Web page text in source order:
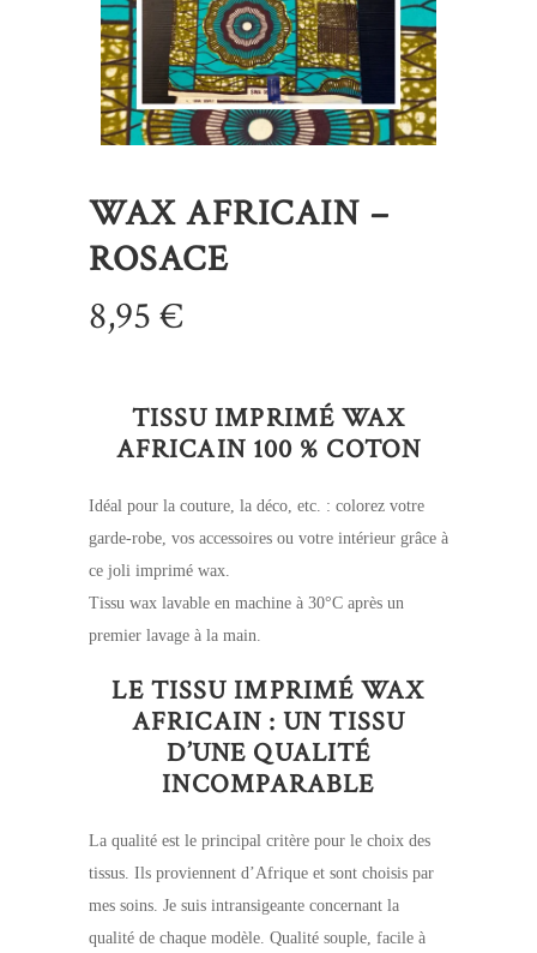
WAX AFRICAIN –
ROSACE
8,95€
TISSU IMPRIMÉ WAX
AFRICAIN 100 % COTON
Idéal pour la couture, la déco, etc. : colorez votre
garde-robe, vos accessoires ou votre intérieur grâce à
ce joli imprimé wax.
Tissu wax lavable en machine à 30°C après un
premier lavage à la main.
LE TISSU IMPRIMÉ WAX
AFRICAIN : UN TISSU
D’UNE QUALITÉ
INCOMPARABLE
La qualité est le principal critère pour le choix des
tissus. Ils proviennent d’Afrique et sont choisis par
mes soins. Je suis intransigeante concernant la
qualité de chaque modèle. Qualité souple, facile à